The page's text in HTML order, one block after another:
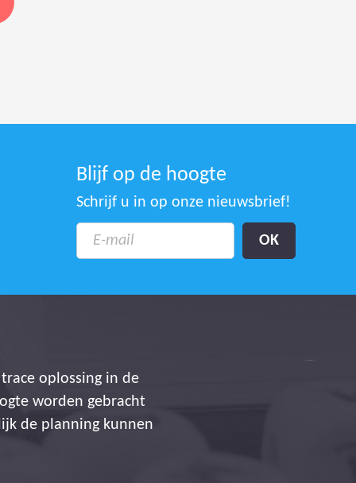
Blijf op de hoogte
Schrijf u in op onze nieuwsbrief!
oplossing in de
worden gebracht
de planning kunnen